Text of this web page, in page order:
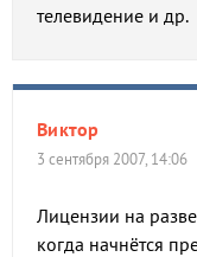
телевидение и др.
Виктор
3 сентября 2007, 14:06
Лицензии на
когда начнётся